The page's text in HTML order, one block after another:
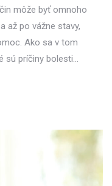
môže byť omnoho
až po vážne stavy,
Ako sa v tom
sú príčiny bolesti…